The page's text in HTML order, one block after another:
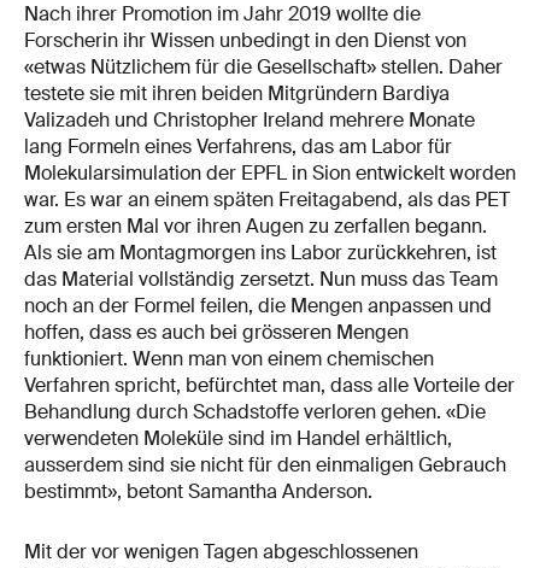
Nach ihrer Promotion im Jahr 2019 wollte die
Forscherin ihr Wissen unbedingt in den Dienst von
«etwas Nützlichem für die Gesellschaft» stellen. Daher
testete sie mit ihren beiden Mitgründern Bardiya
Valizadeh und Christopher Ireland mehrere Monate
lang Formeln eines Verfahrens, das am Labor für
Molekularsimulation der EPFL in Sion entwickelt worden
war. Es war an einem späten Freitagabend, als das PET
zum ersten Mal vor ihren Augen zu zerfallen begann.
Als sie am Montagmorgen ins Labor zurückkehren, ist
das Material vollständig zersetzt. Nun muss das Team
noch an der Formel feilen, die Mengen anpassen und
hoffen, dass es auch bei grösseren Mengen
funktioniert. Wenn man von einem chemischen
Verfahren spricht, befürchtet man, dass alle Vorteile der
Behandlung durch Schadstoffe verloren gehen. «Die
verwendeten Moleküle sind im Handel erhältlich,
ausserdem sind sie nicht für den einmaligen Gebrauch
bestimmt», betont Samantha Anderson.
Mit der vor wenigen Tagen abgeschlossenen